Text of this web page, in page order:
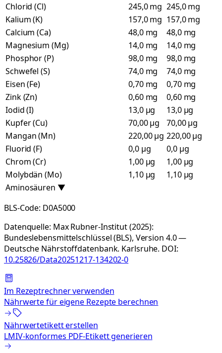
Chlorid (Cl)
245,0 mg 245,0 mg
Kalium (K)
157,0 mg 157,0 mg
Calcium (Ca)
48,0 mg
48,0 mg
Magnesium (Mg)
14,0 mg
14,0 mg
Phosphor (P)
98,0 mg
98,0 mg
Schwefel (S)
74,0 mg
74,0 mg
Eisen (Fe)
0,70 mg
0,70 mg
Zink (Zn)
0,60 mg
0,60 mg
Iodid (I)
13,0 µg
13,0 µg
Kupfer (Cu)
70,00 µg
70,00 µg
Mangan (Mn)
220,00 µg 220,00 µg
Fluorid (F)
0,0 µg
0,0 µg
Chrom (Cr)
1,00 µg
1,00 µg
Molybdän (Mo)
1,10 µg
1,10 µg
Aminosäuren ▼
BLS-Code: D0A5000
Datenquelle: Max Rubner-Institut (2025):
Bundeslebensmittelschlüssel (BLS), Version 4.0 —
Deutsche Nährstoffdatenbank. Karlsruhe. DOI:
10.25826/Data20251217-134202-0
Im Rezeptrechner verwenden
Nährwerte für eigene Rezepte berechnen
Nährwertetikett erstellen
LMIV-konformes PDF-Etikett generieren